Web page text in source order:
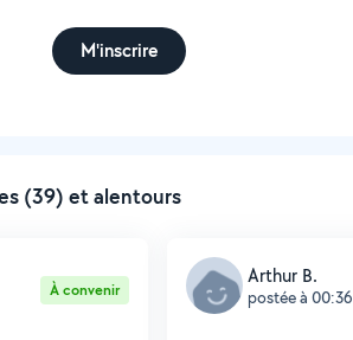
M'inscrire
(39) et alentours
À convenir
Arthur B.
postée à 00:36